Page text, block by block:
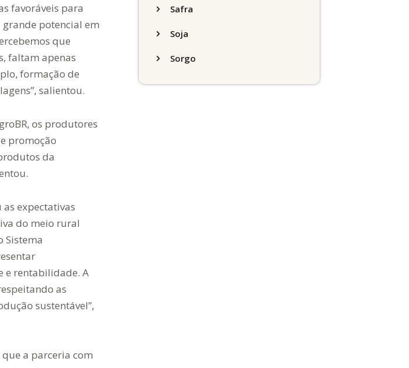
favoráveis para
potencial em
que
faltam apenas
formação de
salientou.
os produtores
promoção
da
expectativas
do meio rural
Sistema
e rentabilidade. A
as
sustentável”,
que a parceria com
Safra
Soja
Sorgo